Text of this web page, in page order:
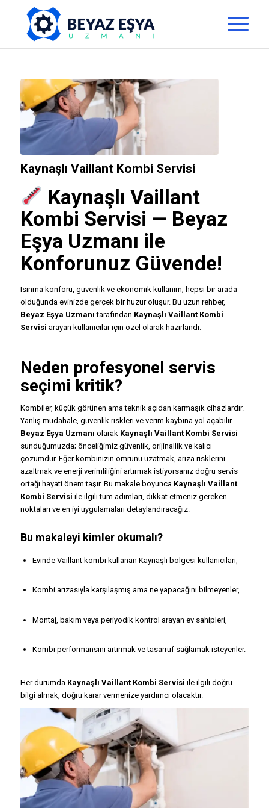
Kaynaşlı Vaillant Kombi Servisi
Kaynaşlı Vaillant
Kombi Servisi — Beyaz
Eşya Uzmanı ile
Konforunuz Güvende!
Isınma konforu, güvenlik ve ekonomik kullanım; hepsi bir arada
olduğunda evinizde gerçek bir huzur oluşur. Bu uzun rehber,
Beyaz Eşya Uzmanı tarafından Kaynaşlı Vaillant Kombi
Servisi arayan kullanıcılar için özel olarak hazırlandı.
Neden profesyonel servis
seçimi kritik?
Kombiler, küçük görünen ama teknik açıdan karmaşık cihazlardır.
Yanlış müdahale, güvenlik riskleri ve verim kaybına yol açabilir.
Beyaz Eşya Uzmanı olarak Kaynaşlı Vaillant Kombi Servisi
sunduğumuzda; önceliğimiz güvenlik, orijinallik ve kalıcı
çözümdür. Eğer kombinizin ömrünü uzatmak, arıza risklerini
azaltmak ve enerji verimliliğini artırmak istiyorsanız doğru servis
ortağı hayati önem taşır. Bu makale boyunca Kaynaşlı Vaillant
Kombi Servisi ile ilgili tüm adımları, dikkat etmeniz gereken
noktaları ve en iyi uygulamaları detaylandıracağız.
Bu makaleyi kimler okumalı?
Evinde Vaillant kombi kullanan Kaynaşlı bölgesi kullanıcıları,
Kombi arızasıyla karşılaşmış ama ne yapacağını bilmeyenler,
Montaj, bakım veya periyodik kontrol arayan ev sahipleri,
Kombi performansını artırmak ve tasarruf sağlamak isteyenler.
Her durumda Kaynaşlı Vaillant Kombi Servisi ile ilgili doğru
bilgi almak, doğru karar vermenize yardımcı olacaktır.